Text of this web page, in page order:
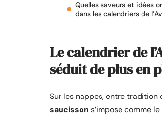
Quelles saveurs et idées
dans les calendriers de
Le calendrier de
séduit de plus en
Sur les nappes, entre tradition
saucisson s’impose comme